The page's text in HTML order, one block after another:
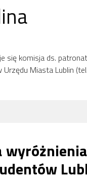
komisja ds.
Miasta Lublin
wyróżnienia